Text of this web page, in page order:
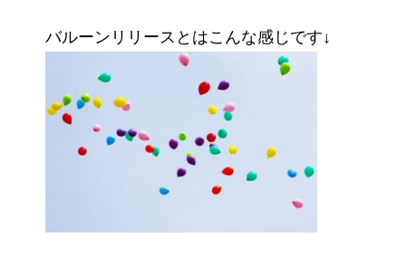
バルーンリリースとはこんな感じです↓